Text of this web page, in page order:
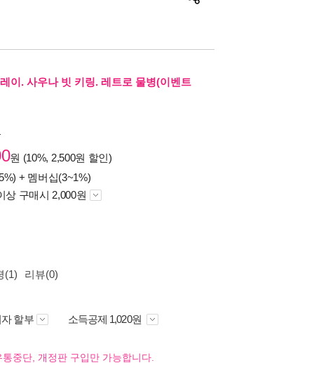
이. 사우나 빗 키링. 레트로 물병(이벤트
원 (10%, 2,500원 할인)
+ 멤버십(3~1%)
상 구매시 2,000원
(1) 리뷰(0)
할부 소득공제 1,020원
중단, 개정판 구입만 가능합니다.